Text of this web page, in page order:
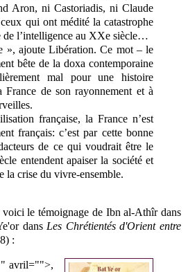
Aron, ni Castoriadis, ni Claude
qui ont médité la catastrophe
de l’intelligence au XXe siècle…
», ajoute Libération. Ce mot – le
bête de la doxa contemporaine
mal pour une histoire
France de son rayonnement et à
française, la France n’est
français: c’est par cette bonne
de ce qui voudrait être le
entendent apaiser la société et
la crise du vivre-ensemble.
voici le témoignage de Ibn al-Athîr dans
dansLes Chrétientés d'Orient entre
:
avril="">,